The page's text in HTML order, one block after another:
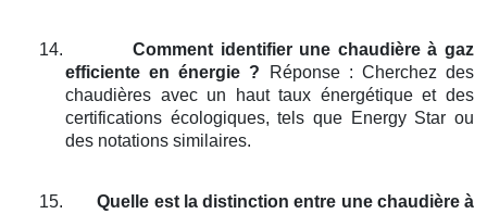
14.
Comment identifier une chaudière à gaz
efficiente en énergie ? Réponse : Cherchez des
chaudières avec un haut taux énergétique et des
certifications écologiques, tels que Energy Star ou
des notations similaires.
15.
Quelle est la distinction entre une chaudière à